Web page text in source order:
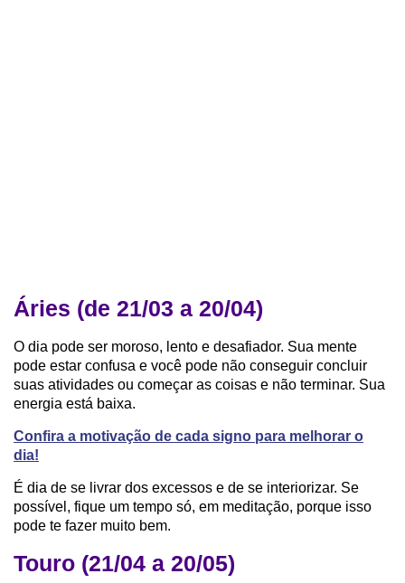
Áries (de 21/03 a 20/04)
O dia pode ser moroso, lento e desafiador. Sua mente
pode estar confusa e você pode não conseguir concluir
suas atividades ou começar as coisas e não terminar. Sua
energia está baixa.
Confira a motivação de cada signo para melhorar o
dia!
É dia de se livrar dos excessos e de se interiorizar. Se
possível, fique um tempo só, em meditação, porque isso
pode te fazer muito bem.
Touro (21/04 a 20/05)